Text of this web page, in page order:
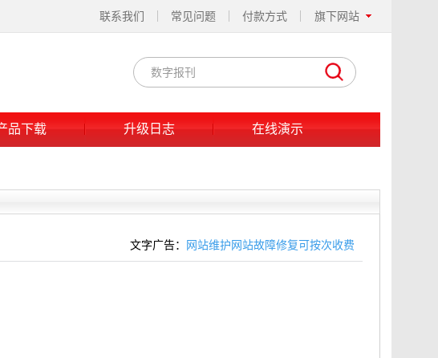
旗下网站
付款方式
常见问题
联系我们
品下载 升级日志 在线演示
文字广告： 网站维护网站故障修复可按次收费